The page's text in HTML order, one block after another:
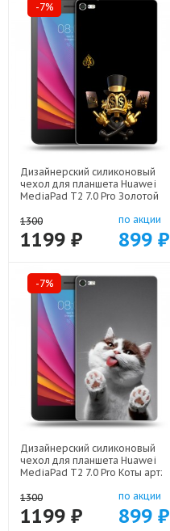
-7%
Дизайнерский силиконовый
чехол для планшета Huawei
MediaPad T2 7.0 Pro Золотой
21941
1300
1199 ₽
по акции
899 ₽
-7%
Дизайнерский силиконовый
чехол для планшета Huawei
MediaPad T2 7.0 Pro Коты арт:
1300
1199 ₽
по акции
899 ₽